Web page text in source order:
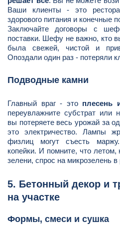
Ваши клиенты - это
здорового питания и конечные
Заключайте договоры с
поставки. Шефу не важно, кто
была свежей, чистой и
Опоздали один раз - потеряли
Подводные камни
Главный враг - это плесень
переувлажните субстрат или
вы потеряете весь урожай за
это электричество. Лампы
физлиц могут съесть
копейки. И помните, что летом,
зелени, спрос на микрозелень в
5. Бетонный декор и
на участке
Формы, смеси и сушка